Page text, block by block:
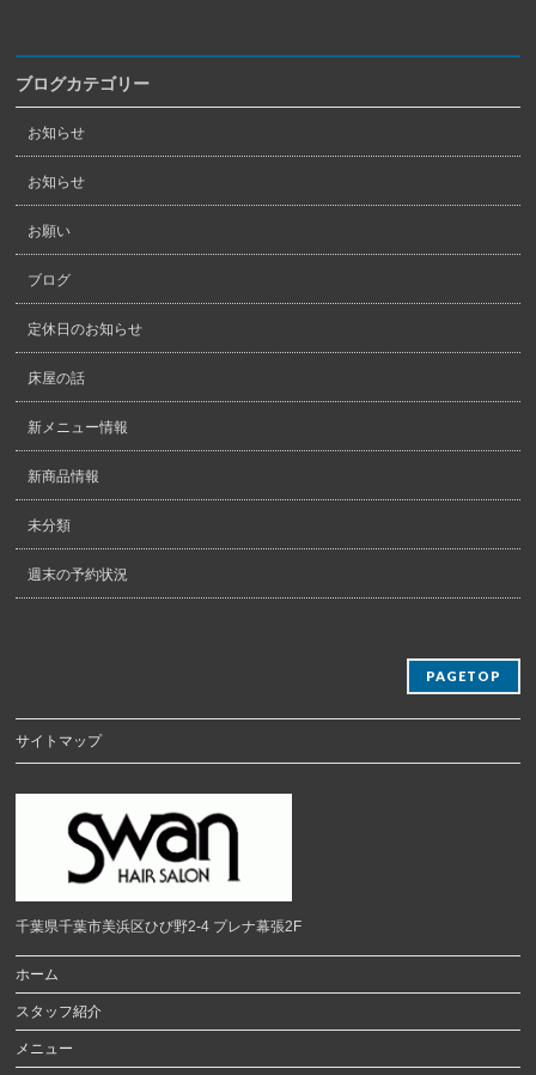
ブログカテゴリー
お知らせ
お知らせ
お願い
ブログ
定休日のお知らせ
床屋の話
新メニュー情報
新商品情報
未分類
週末の予約状況
PAGETOP
サイトマップ
千葉県千葉市美浜区ひび野2-4 プレナ幕張2F
ホーム
スタッフ紹介
メニュー